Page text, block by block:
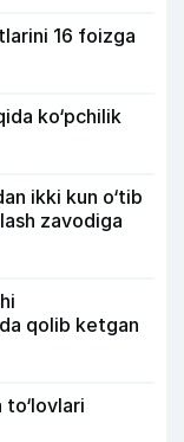
16 foizga
ko‘pchilik
ikki kun o‘tib
zavodiga
qolib ketgan
to‘lovlari